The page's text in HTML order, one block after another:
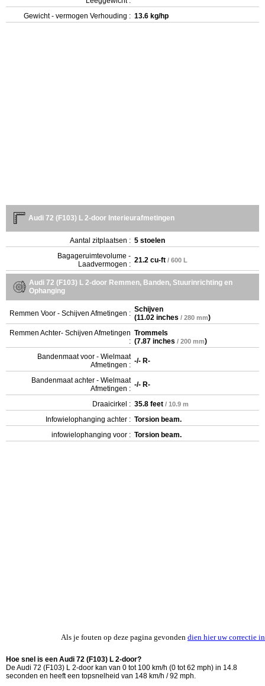
Gewicht - vermogen Verhouding : 13.6 kg/hp
Audi 72 (F103) L 2-door Interieurafmetingen
Aantal zitplaatsen : 5 stoelen
Bagageruimtevolume -
Laadvermogen : 21.2 cu-ft / 600 L
Audi 72 (F103) L 2-door Remmen, Banden, Stuurinrichting en
Ophanging
Remmen Voor - Schijven Afmetingen : Schijven
(11.02 inches / 280 mm)
Remmen Achter- Schijven Afmetingen
:
Trommels
(7.87 inches / 200 mm)
Bandenmaat voor - Wielmaat
Afmetingen : -/- R-
Bandenmaat achter - Wielmaat
Afmetingen : -/- R-
Draaicirkel : 35.8 feet / 10.9 m
Infowielophanging achter : Torsion beam.
infowielophanging voor : Torsion beam.
Als je fouten op deze pagina gevonden dien hier uw correctie in
Hoe snel is een Audi 72 (F103) L 2-door?
De Audi 72 (F103) L 2-door kan van 0 tot 100 km/h (0 tot 62 mph) in 14.8
seconden en heeft een topsnelheid van 148 km/h / 92 mph.